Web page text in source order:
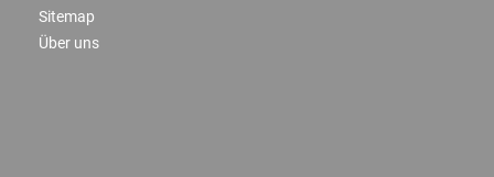
Sitemap
Über uns